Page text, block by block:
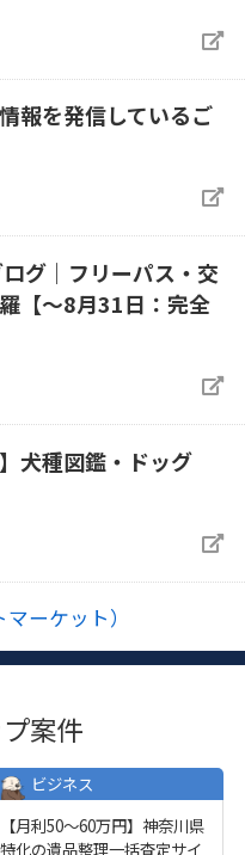
報を発信しているご
グ｜フリーパス・交
【～8月31日：完全
犬種図鑑・ドッグ
ーケット）
案件
ビジネス
【月利50〜60万円】神奈川県
特化の遺品整理一括査定サイ